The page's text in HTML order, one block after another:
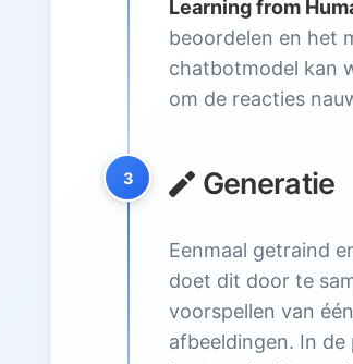
Deepfakes en
De Toekomst van Generatieve AI
Belangrijkste Punten
7.1.
Kritieke Risico's
Learning from
beoordelen en het
chatbotmodel kan
om de reacties
3 Generatie
Eenmaal getraind
doet dit door te
voorspellen van
afbeeldingen. In